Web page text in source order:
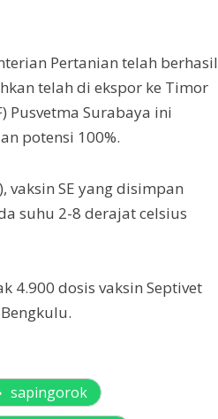
Pertanian telah berhasil
telah di ekspor ke Timor
Pusvetma Surabaya ini
potensi 100%.
SE yang disimpan
suhu 2-8 derajat celsius
4.900 dosis vaksin Septivet
sapingorok